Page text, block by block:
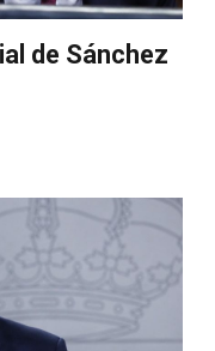
de Sánchez